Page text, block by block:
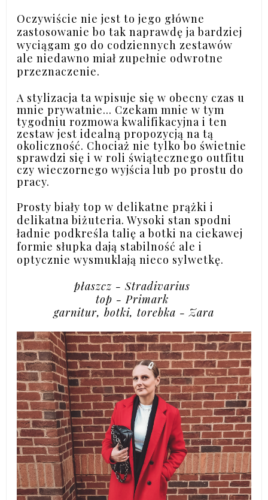
Oczywiście nie jest to jego główne
zastosowanie bo tak naprawdę ja bardziej
wyciągam go do codziennych zestawów
ale niedawno miał zupełnie odwrotne
przeznaczenie.
A stylizacja ta wpisuje się w obecny czas u
mnie prywatnie... Czekam mnie w tym
tygodniu rozmowa kwalifikacyjna i ten
zestaw jest idealną propozycją na tą
okoliczność. Chociaż nie tylko bo świetnie
sprawdzi się i w roli świątecznego outfitu
czy wieczornego wyjścia lub po prostu do
pracy.
Prosty biały top w delikatne prążki i
delikatna biżuteria. Wysoki stan spodni
ładnie podkreśla talię a botki na ciekawej
formie słupka dają stabilność ale i
optycznie wysmuklają nieco sylwetkę.
płaszcz - Stradivarius
top - Primark
garnitur, botki, torebka - Zara